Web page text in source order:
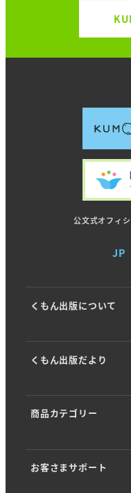
公文式オフィ
JP
くもん出版について
会社概要
くもん出版だより
商品カテゴリー
お客さまサポート